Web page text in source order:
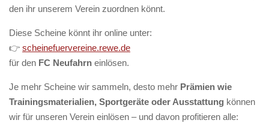
den ihr unserem Verein zuordnen könnt.
Diese Scheine könnt ihr online unter:
👉 scheinefuervereine.rewe.de
für den FC Neufahrn einlösen.
Je mehr Scheine wir sammeln, desto mehr Prämien wie
Trainingsmaterialien, Sportgeräte oder Ausstattung können
wir für unseren Verein einlösen – und davon profitieren alle: